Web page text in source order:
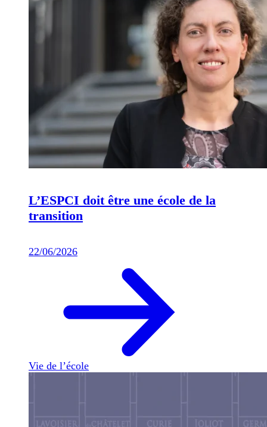
L’ESPCI doit être une école de la
transition
22/06/2026
Vie de l’école